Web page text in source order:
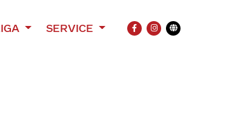
SERVICE
FACEBOOK
INSTAGRAM
Übersetzung